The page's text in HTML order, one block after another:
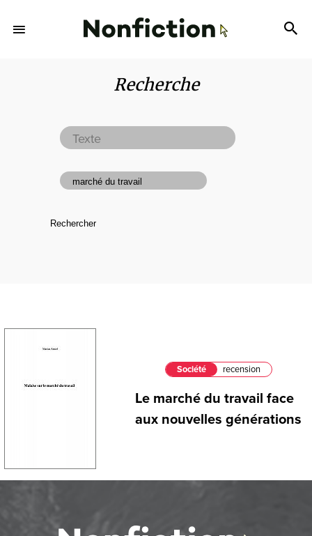
Recherche
Société recension
Le marché du travail face
aux nouvelles générations